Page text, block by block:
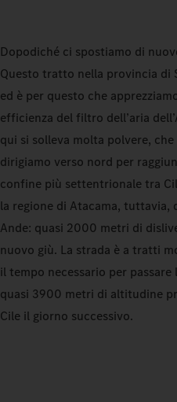
Dopodiché ci spostiamo di
Questo tratto nella provincia di
ed è per questo che
efficienza del filtro dell’aria
qui si solleva molta polvere,
dirigiamo verso nord per
confine più settentrionale tra
la regione di Atacama,
Ande: quasi 2000 metri di
nuovo giù. La strada è a tratti
il tempo necessario per
quasi 3900 metri di altitudine
Cile il giorno successivo.